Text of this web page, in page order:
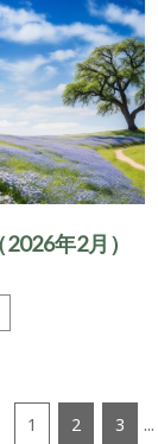
年2月）
1 2 3 ...